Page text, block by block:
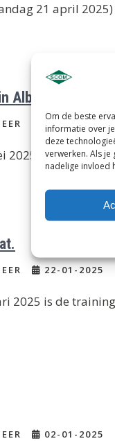
Om de beste
informatie over
deze
verwerken. Als
nadelige invloed
21 april
Albrandswaard
03-03-2025
2025 is er geen
22-01-2025
2025 is de
02-01-2025